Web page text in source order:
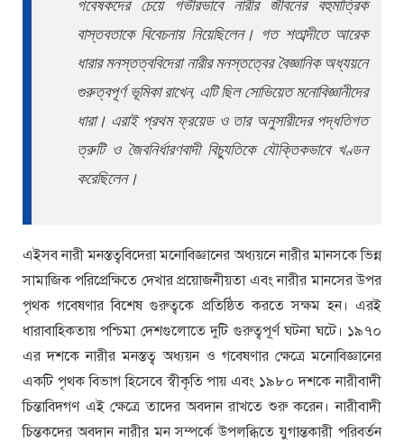
গবেষকদের চেয়ে গভীরভাবে নারীর জীবনের বহুমাত্রিক
বাস্তবতাকে বিবেচনায় নিয়েছিলেন। গত শতাব্দীতে আরেক
ধারার মনস্তত্ববিদেরা নারীর মনস্তত্বের বৈজ্ঞানিক অধ্যয়নে
গুরুত্বপূর্ণ ভূমিকা রাখেন, এটি ছিল সোভিয়েত মনোবিজ্ঞানীদের
ধারা। এরাই প্রথম ফ্রয়েড ও তার অনুসারীদের পদ্ধতিগত
ত্রুটি ও জৈবনির্ধারণবাদী বিচ্যুতিকে যৌক্তিকভাবে খণ্ডন
করেছিলেন।
এইসব নারী মনস্তত্ববিদেরা মনোবিজ্ঞানের অধ্যয়নে নারীর মানসকে ভিন্ন
সামাজিক পরিপ্রেক্ষিতে দেখার প্রয়োজনীয়তা এবং নারীর মানসের উপর
পৃথক গবেষণার বিশেষ গুরুত্বকে প্রতিষ্ঠিত করতে সক্ষম হন। এরই
ধারাবাহিকতায় পশ্চিমা দেশগুলোতে দুটি গুরুত্বপূর্ণ ঘটনা ঘটে। ১৯৭০
এর দশকে নারীর মনস্তত্ব অধ্যয়ন ও গবেষণার ক্ষেত্রে মনোবিজ্ঞানের
একটি পৃথক বিভাগ হিসেবে স্বীকৃতি পায় এবং ১৯৮০ দশকে নারীবাদী
চিন্তাবিদগণ এই ক্ষেত্রে তাদের অবদান রাখতে শুরু করেন। নারীবাদী
চিন্তকদের অবদান নারীর মন সম্পর্কে উপলব্ধিতে যুগান্তকারী পরিবর্তন